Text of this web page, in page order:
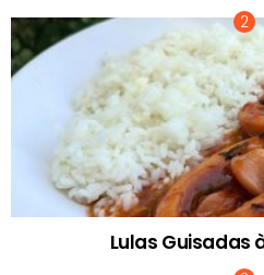
Lulas Guisadas